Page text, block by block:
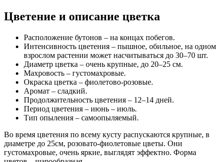
Цветение и описание цветка
Расположение бутонов – на концах побегов.
Интенсивность цветения – пышное, обильное, на одном
взрослом растении может насчитываться до 30–70 шт.
Диаметр цветка – очень крупные, до 20–25 см.
Махровость – густомахровые.
Окраска цветка – фиолетово-розовые.
Аромат – сладкий.
Продолжительность цветения – 12–14 дней.
Период цветения – июнь – июль.
Тип опыления – самоопыляемый.
Во время цветения по всему кусту распускаются крупные, в
диаметре до 25см, розовато-фиолетовые цветы. Они
густомахровые, очень яркие, выглядят эффектно. Форма